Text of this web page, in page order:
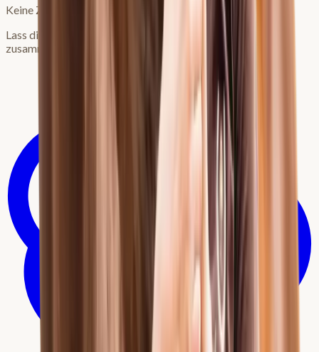
Keine Zeit zum Lesen?
Lass dir den Artikel von deiner bevorzugten KI
zusammenfassen: